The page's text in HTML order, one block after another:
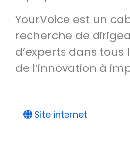
YourVoice est un
recherche de
d’experts dans tous
de l’innovation à
Site internet